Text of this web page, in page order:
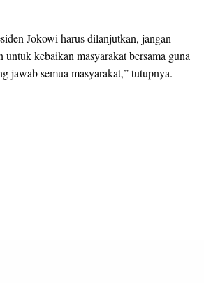
Jokowi harus dilanjutkan, jangan
kebaikan masyarakat bersama guna
jawab semua masyarakat,” tutupnya.